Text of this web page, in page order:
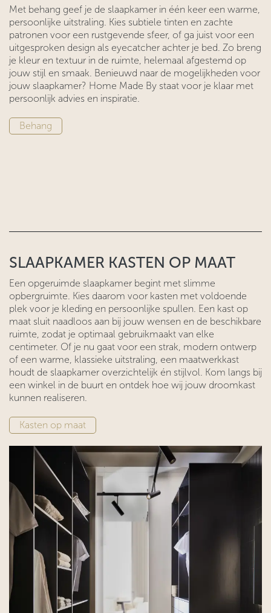
Met behang geef je de slaapkamer in één keer een warme,
persoonlijke uitstraling. Kies subtiele tinten en zachte
patronen voor een rustgevende sfeer, of ga juist voor een
uitgesproken design als eyecatcher achter je bed. Zo breng
je kleur en textuur in de ruimte, helemaal afgestemd op
jouw stijl en smaak. Benieuwd naar de mogelijkheden voor
jouw slaapkamer? Home Made By staat voor je klaar met
persoonlijk advies en inspiratie.
Behan​​g
SLAAPKAMER KASTEN OP MAAT
Een opgeruimde slaapkamer begint met slimme
opbergruimte. Kies daarom voor kasten met voldoende
plek voor je kleding en persoonlijke spullen. Een kast op
maat sluit naadloos aan bij jouw wensen en de beschikbare
ruimte, zodat je optimaal gebruikmaakt van elke
centimeter. Of je nu gaat voor een strak, modern ontwerp
of een warme, klassieke uitstraling, een maatwerkkast
houdt de slaapkamer overzichtelijk én stijlvol. Kom langs bij
een winkel in de buurt en ontdek hoe wij jouw droomkast
kunnen realiseren.
​​Kasten op maat